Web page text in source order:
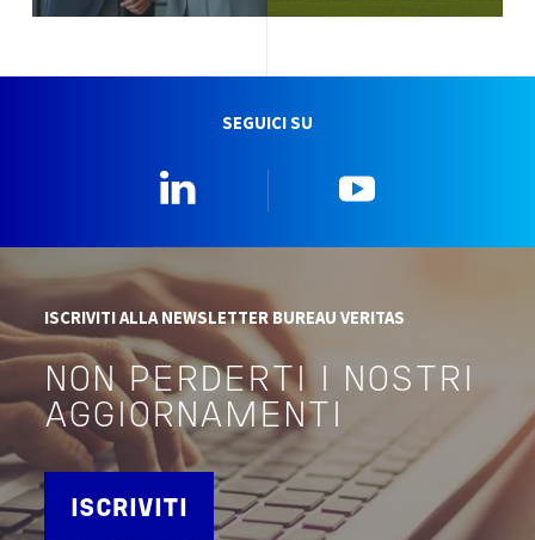
SEGUICI SU
ISCRIVITI ALLA NEWSLETTER BUREAU VERITAS
NON PERDERTI I NOSTRI
AGGIORNAMENTI
ISCRIVITI